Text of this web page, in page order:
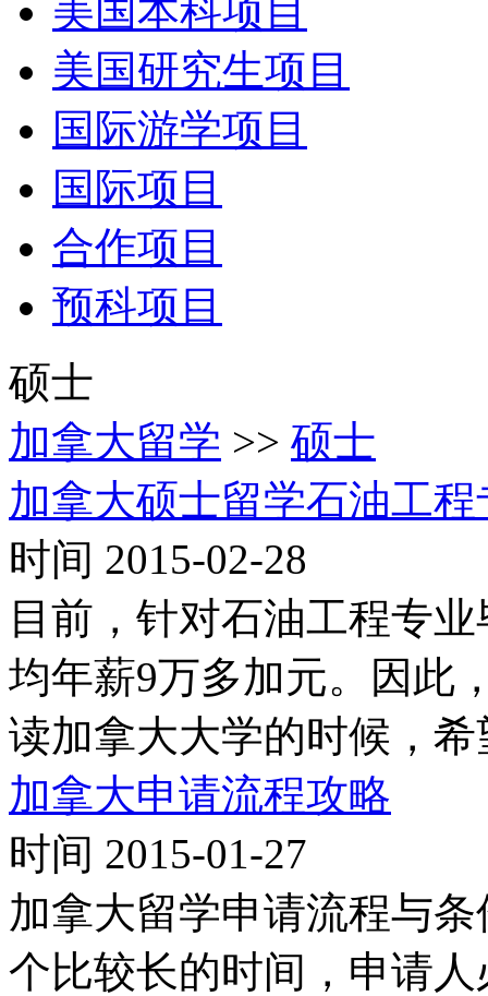
美国本科项目
美国研究生项目
国际游学项目
国际项目
合作项目
预科项目
硕士
加拿大留学 >> 硕士
加拿大硕士留学石油工
时间 2015-02-28
目前，针对石油工程专
均年薪9万多加元。因此
读加拿大大学的时候，
加拿大申请流程攻略
时间 2015-01-27
加拿大留学申请流程与
个比较长的时间，申请